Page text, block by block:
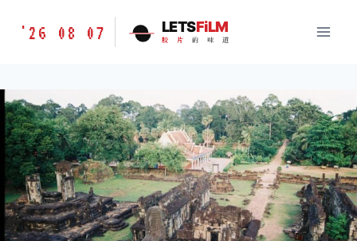
胶
道
LETSFILM
'26 08 07 LETSFiLM
胶 片 的 味 道